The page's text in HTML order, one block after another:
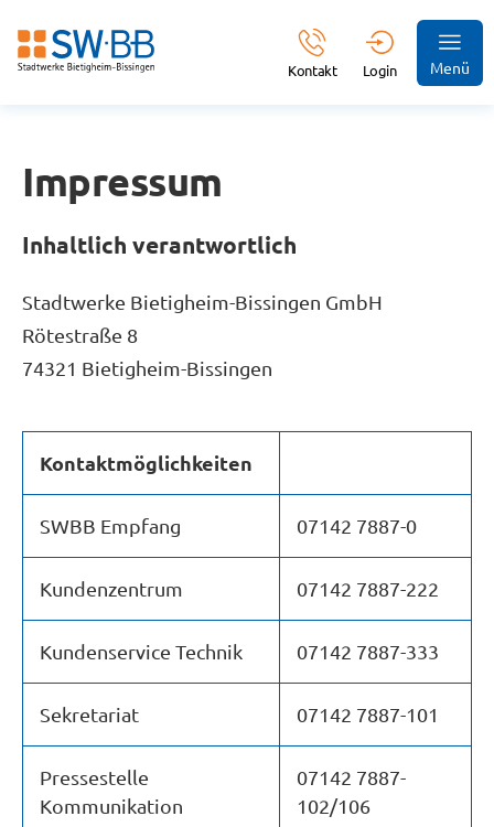
Kontakt Login Menü
Impressum
Inhaltlich verantwortlich
Stadtwerke Bietigheim-Bissingen GmbH
Rötestraße 8
74321 Bietigheim-Bissingen
Kontaktmöglichkeiten
SWBB Empfang 07142 7887-0
Kundenzentrum 07142 7887-222
Kundenservice Technik 07142 7887-333
Sekretariat 07142 7887-101
Pressestelle
Kommunikation
07142 7887-
102/106